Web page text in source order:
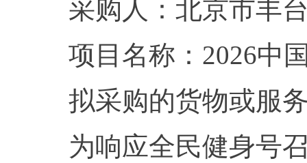
采购人：北京市丰
项目名称：2026中
拟采购的货物或
为响应全民健身号